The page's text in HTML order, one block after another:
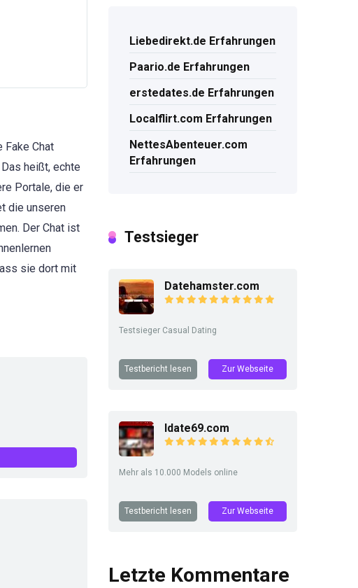
Fake Chat
heißt, echte
Portale, die er
die unseren
Der Chat ist
sie dort mit
Liebedirekt.de Erfahrungen
Paario.de Erfahrungen
erstedates.de Erfahrungen
Localflirt.com Erfahrungen
NettesAbenteuer.com
Erfahrungen
Testsieger
Datehamster.com
Testsieger Casual Dating
Testbericht lesen Zur Webseite
Idate69.com
Mehr als 10.000 Models online
Testbericht lesen Zur Webseite
Letzte Kommentare